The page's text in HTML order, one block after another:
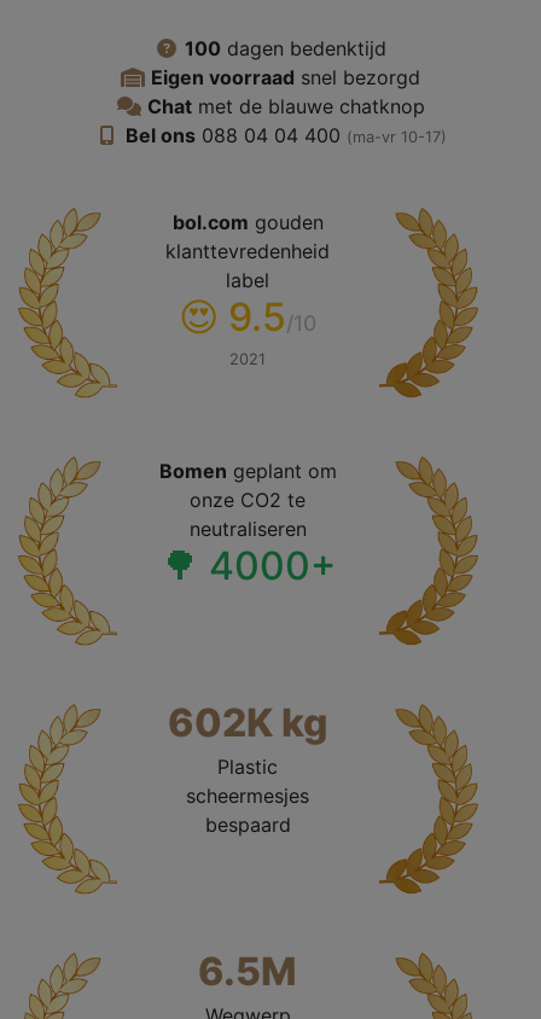
100 dagen bedenktijd
Eigen voorraad snel bezorgd
Chatmet de blauwe chatknop
Bel ons 088 04 04 400‬ (ma-vr 10-17)
bol.com gouden
klanttevredenheid
label
😍 9.5/10
2021
Bomen geplant om
onze CO2 te
neutraliseren
🌳 4000+
602K kg
Plastic
scheermesjes
bespaard
6.5M